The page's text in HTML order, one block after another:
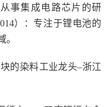
事集成电路芯片的研
）：专注于锂电池的
。
的染料工业龙头–浙江